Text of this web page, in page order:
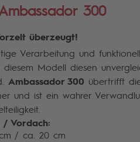
300
überzeugt!
Verarbeitung und
diesem Modell diesen
Ambassador 300 übertrifft
und ist ein wahrer
Vordach:
/ ca. 20 cm